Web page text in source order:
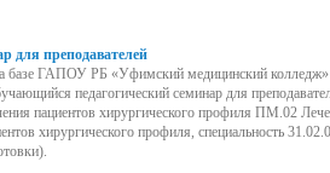
для преподавателей
базе ГАПОУ РБ «Уфимский медицинский колледж»
педагогический семинар для
пациентов хирургического профиля ПМ.02
хирургического профиля, специальность